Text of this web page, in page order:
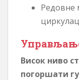
Редовне
Висок ниво
погоршати